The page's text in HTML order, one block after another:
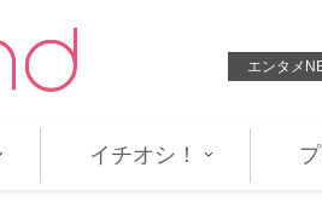
エンタメ
に離婚した元妻メラニー・グリフ…
イチオシ！